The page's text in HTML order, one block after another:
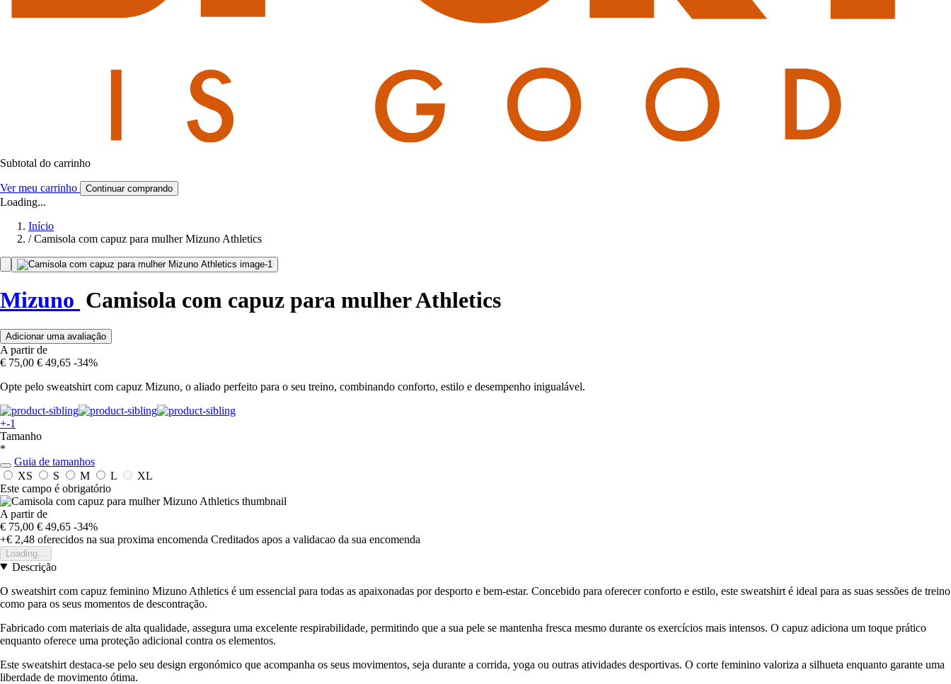
Subtotal do carrinho
Ver meu carrinho Continuar comprando
Loading...
Início
/ Camisola com capuz para mulher Mizuno Athletics
Mizuno Camisola com capuz para mulher Athletics
Adicionar uma avaliação
A partir de
€ 75,00 € 49,65 -34%
Opte pelo sweatshirt com capuz Mizuno, o aliado perfeito para o seu treino, combinando conforto, estilo e desempenho inigualável.
+-1
Tamanho
*
Guia de tamanhos
XS
S M L
XL
Este campo é obrigatório
A partir de
€ 75,00 € 49,65 -34%
+€ 2,48 oferecidos na sua proxima encomenda Creditados apos a validacao da sua encomenda
Loading...
Descrição
O sweatshirt com capuz feminino Mizuno Athletics é um essencial para todas as apaixonadas por desporto e bem-estar. Concebido para oferecer conforto e estilo, este sweatshirt é ideal para as suas sessões de treino
como para os seus momentos de descontração.
Fabricado com materiais de alta qualidade, assegura uma excelente respirabilidade, permitindo que a sua pele se mantenha fresca mesmo durante os exercícios mais intensos. O capuz adiciona um toque prático
enquanto oferece uma proteção adicional contra os elementos.
Este sweatshirt destaca-se pelo seu design ergonómico que acompanha os seus movimentos, seja durante a corrida, yoga ou outras atividades desportivas. O corte feminino valoriza a silhueta enquanto garante uma
liberdade de movimento ótima.